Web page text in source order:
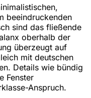
beeindruckenden
sind das fließende
oberhalb der
überzeugt auf
mit deutschen
Details wie bündig
Fenster
Anspruch.